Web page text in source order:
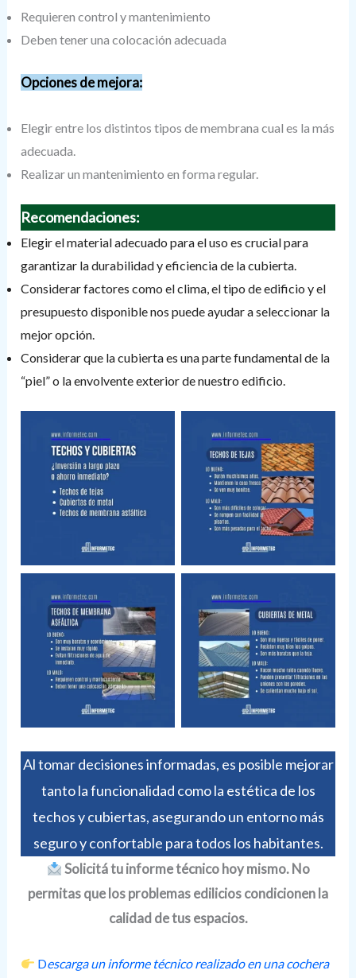
Requieren control y mantenimiento
Deben tener una colocación adecuada
Opciones de mejora:
Elegir entre los distintos tipos de membrana cual es la más
adecuada.
Realizar un mantenimiento en forma regular.
Recomendaciones:
Elegir el material adecuado para el uso es crucial para
garantizar la durabilidad y eficiencia de la cubierta.
Considerar factores como el clima, el tipo de edificio y el
presupuesto disponible nos puede ayudar a seleccionar la
mejor opción.
Considerar que la cubierta es una parte fundamental de la
“piel” o la envolvente exterior de nuestro edificio.
Al tomar decisiones informadas, es posible mejorar
tanto la funcionalidad como la estética de los
techos y cubiertas, asegurando un entorno más
seguro y confortable para todos los habitantes.
Solicitá tu informe técnico hoy mismo. No
permitas que los problemas edilicios condicionen la
calidad de tus espacios.
Descarga un informe técnico realizado en una cochera